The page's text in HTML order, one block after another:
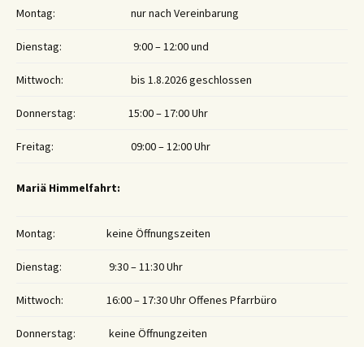
Montag: nur nach Vereinbarung
Dienstag: 9:00 – 12:00 und
Mittwoch: bis 1.8.2026 geschlossen
Donnerstag: 15:00 – 17:00 Uhr
Freitag: 09:00 – 12:00 Uhr
Mariä Himmelfahrt:
Montag: keine Öffnungszeiten
Dienstag: 9:30 – 11:30 Uhr
Mittwoch: 16:00 – 17:30 Uhr Offenes Pfarrbüro
Donnerstag: keine Öffnungzeiten